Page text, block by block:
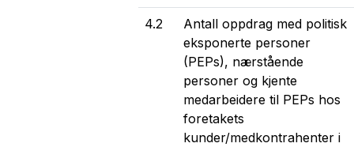
4.2
Antall oppdrag med politisk
eksponerte personer
(PEPs), nærstående
personer og kjente
medarbeidere til PEPs hos
foretakets
kunder/medkontrahenter i